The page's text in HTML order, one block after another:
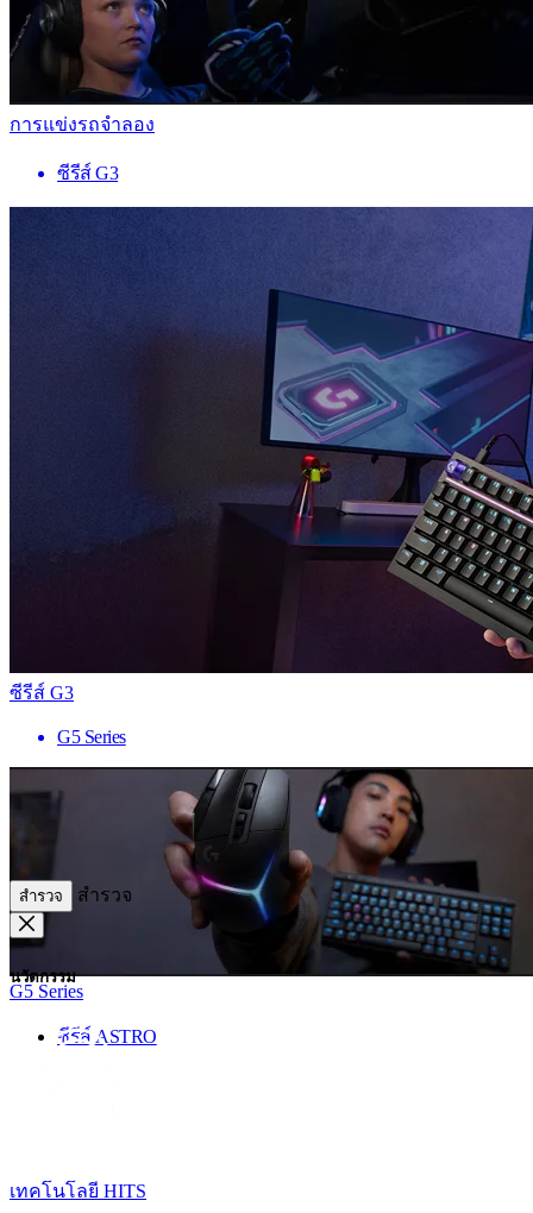
การแข่งรถจำลอง
ซีรีส์ G3
ซีรีส์ G3
G5 Series
G5 Series
ซีรีส์ ASTRO
สำรวจ สำรวจ
นวัตกรรม
เทคโนโลยี HITS